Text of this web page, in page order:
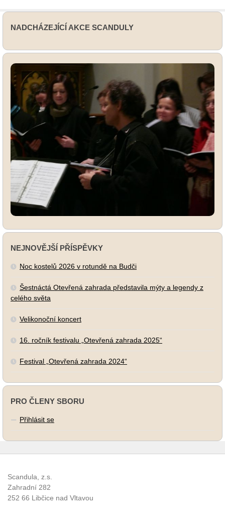
NADCHÁZEJÍCÍ AKCE SCANDULY
NEJNOVĚJŠÍ PŘÍSPĚVKY
Noc kostelů 2026 v rotundě na Budči
Šestnáctá Otevřená zahrada představila mýty a legendy z
celého světa
Velikonoční koncert
16. ročník festivalu „Otevřená zahrada 2025“
Festival „Otevřená zahrada 2024“
PRO ČLENY SBORU
Přihlásit se
Scandula, z.s.
Zahradní 282
252 66 Libčice nad Vltavou